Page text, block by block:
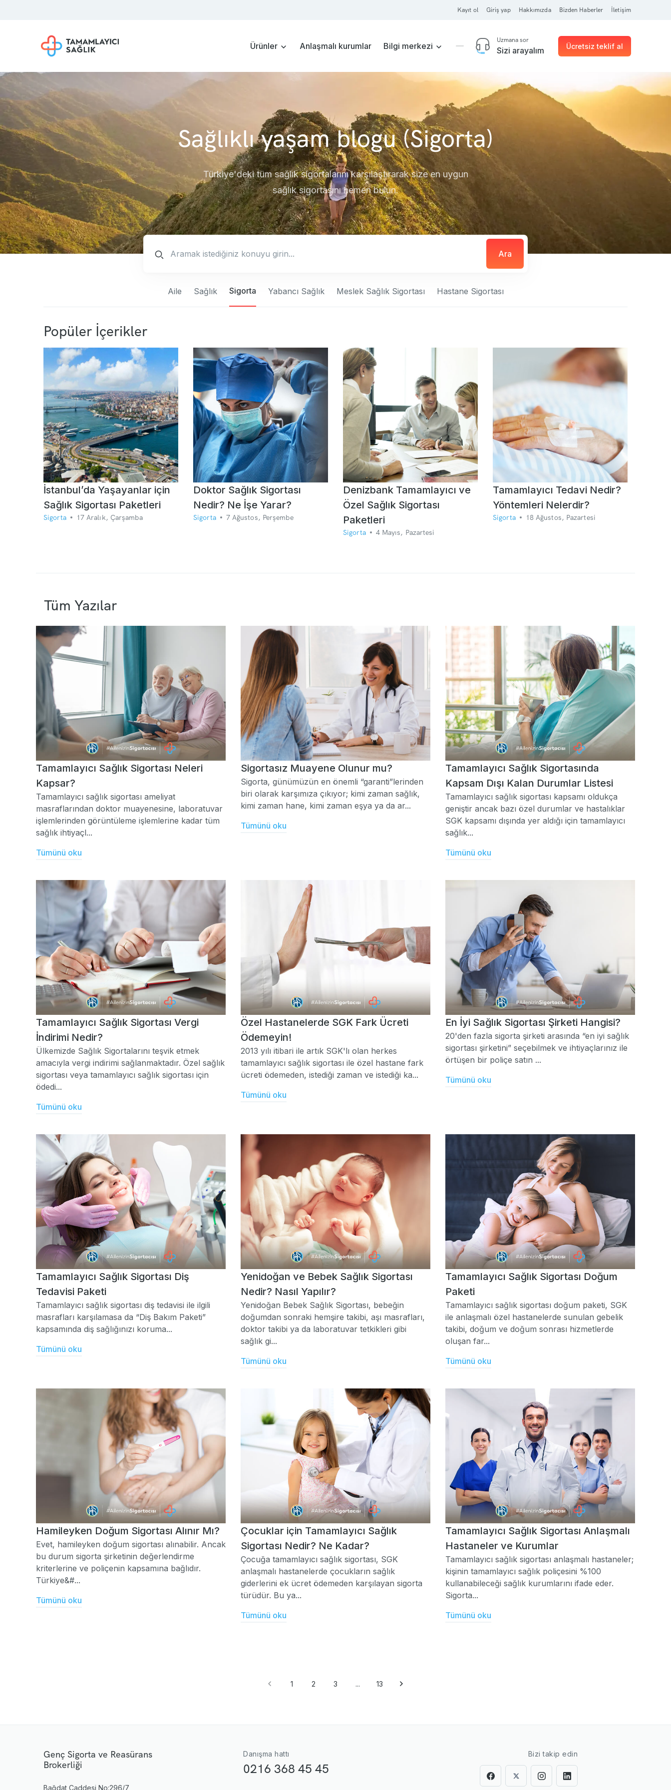
Kayıt ol Giriş yap Hakkımızda Bizden Haberler İletişim
Ürünler Anlaşmalı kurumlar Bilgi merkezi
Uzmana sor
Sizi arayalım Ücretsiz teklif al
Sağlıklı yaşam blogu (Sigorta)
Türkiye'deki tüm sağlık sigortalarını karşılaştırarak size en uygun
sağlık sigortasını hemen bulun.
Ara
Aile Sağlık Sigorta Yabancı Sağlık Meslek Sağlık Sigortası Hastane Sigortası
Popüler İçerikler
İstanbul’da Yaşayanlar için
Sağlık Sigortası Paketleri
Sigorta 17 Aralık, Çarşamba
Doktor Sağlık Sigortası
Nedir? Ne İşe Yarar?
Sigorta 7 Ağustos, Perşembe
Denizbank Tamamlayıcı ve
Özel Sağlık Sigortası
Paketleri
Sigorta 4 Mayıs, Pazartesi
Tamamlayıcı Tedavi Nedir?
Yöntemleri Nelerdir?
Sigorta 18 Ağustos, Pazartesi
Tüm Yazılar
Tamamlayıcı Sağlık Sigortası Neleri
Kapsar?
Tamamlayıcı sağlık sigortası ameliyat
masraflarından doktor muayenesine, laboratuvar
işlemlerinden görüntüleme işlemlerine kadar tüm
sağlık ihtiyaçl...
Tümünü oku
Sigortasız Muayene Olunur mu?
Sigorta, günümüzün en önemli “garanti”lerinden
biri olarak karşımıza çıkıyor; kimi zaman sağlık,
kimi zaman hane, kimi zaman eşya ya da ar...
Tümünü oku
Tamamlayıcı Sağlık Sigortasında
Kapsam Dışı Kalan Durumlar Listesi
Tamamlayıcı sağlık sigortası kapsamı oldukça
geniştir ancak bazı özel durumlar ve hastalıklar
SGK kapsamı dışında yer aldığı için tamamlayıcı
sağlık...
Tümünü oku
Tamamlayıcı Sağlık Sigortası Vergi
İndirimi Nedir?
Ülkemizde Sağlık Sigortalarını teşvik etmek
amacıyla vergi indirimi sağlanmaktadır. Özel sağlık
sigortası veya tamamlayıcı sağlık sigortası için
ödedi...
Tümünü oku
Özel Hastanelerde SGK Fark Ücreti
Ödemeyin!
2013 yılı itibari ile artık SGK'lı olan herkes
tamamlayıcı sağlık sigortası ile özel hastane fark
ücreti ödemeden, istediği zaman ve istediği ka...
Tümünü oku
En İyi Sağlık Sigortası Şirketi Hangisi?
20'den fazla sigorta şirketi arasında “en iyi sağlık
sigortası şirketini” seçebilmek ve ihtiyaçlarınız ile
örtüşen bir poliçe satın ...
Tümünü oku
Tamamlayıcı Sağlık Sigortası Diş
Tedavisi Paketi
Tamamlayıcı sağlık sigortası diş tedavisi ile ilgili
masrafları karşılamasa da “Diş Bakım Paketi”
kapsamında diş sağlığınızı koruma...
Tümünü oku
Yenidoğan ve Bebek Sağlık Sigortası
Nedir? Nasıl Yapılır?
Yenidoğan Bebek Sağlık Sigortası, bebeğin
doğumdan sonraki hemşire takibi, aşı masrafları,
doktor takibi ya da laboratuvar tetkikleri gibi
sağlık gi...
Tümünü oku
Tamamlayıcı Sağlık Sigortası Doğum
Paketi
Tamamlayıcı sağlık sigortası doğum paketi, SGK
ile anlaşmalı özel hastanelerde sunulan gebelik
takibi, doğum ve doğum sonrası hizmetlerde
oluşan far...
Tümünü oku
Hamileyken Doğum Sigortası Alınır Mı?
Evet, hamileyken doğum sigortası alınabilir. Ancak
bu durum sigorta şirketinin değerlendirme
kriterlerine ve poliçenin kapsamına bağlıdır.
Türkiye&#...
Tümünü oku
Çocuklar için Tamamlayıcı Sağlık
Sigortası Nedir? Ne Kadar?
Çocuğa tamamlayıcı sağlık sigortası, SGK
anlaşmalı hastanelerde çocukların sağlık
giderlerini ek ücret ödemeden karşılayan sigorta
türüdür. Bu ya...
Tümünü oku
Tamamlayıcı Sağlık Sigortası Anlaşmalı
Hastaneler ve Kurumlar
Tamamlayıcı sağlık sigortası anlaşmalı hastaneler;
kişinin tamamlayıcı sağlık poliçesini %100
kullanabileceği sağlık kurumlarını ifade eder.
Sigorta...
Tümünü oku
1 2 3 ... 13
Genç Sigorta ve Reasürans
Brokerliği
Bağdat Caddesi No:296/7
Danışma hattı
0216 368 45 45
Bizi takip edin